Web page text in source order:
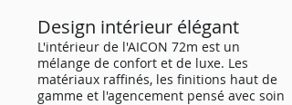
Design intérieur élégant
L'intérieur de l'AICON 72m est un
mélange de confort et de luxe. Les
matériaux raffinés, les finitions haut de
gamme et l'agencement pensé avec soin